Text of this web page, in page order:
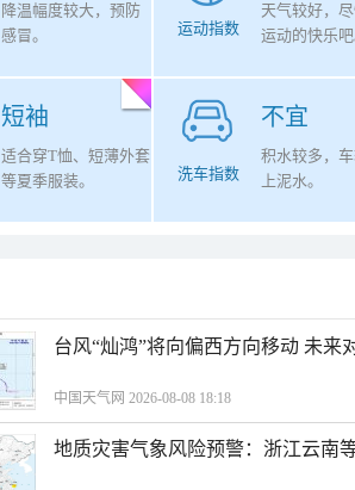
降温幅度较大，预防
感冒。
运动指数
天气较好，
运动的快乐
短袖
适合穿T恤、短薄外套
等夏季服装。
不宜
洗车指数
积水较多，
上泥水。
台风“灿鸿”将向偏西方向移动 未来
中国天气网 2026-08-08 18:18
地质灾害气象风险预警：浙江云南